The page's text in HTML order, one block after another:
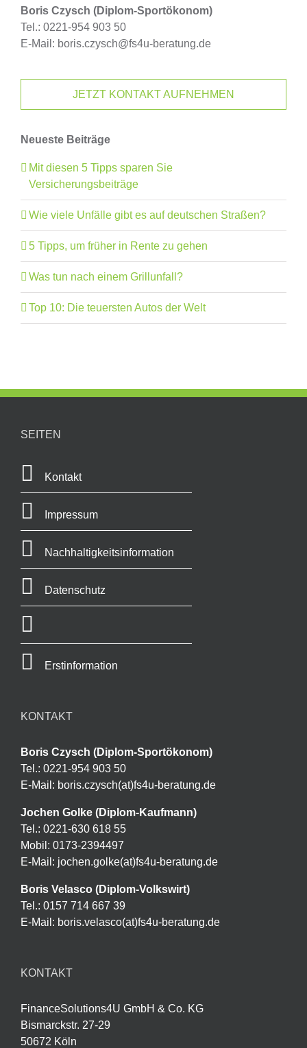
Boris Czysch (Diplom-Sportökonom)
Tel.: 0221-954 903 50
E-Mail: boris.czysch@fs4u-beratung.de
JETZT KONTAKT AUFNEHMEN
Neueste Beiträge
Mit diesen 5 Tipps sparen Sie
Versicherungsbeiträge
Wie viele Unfälle gibt es auf deutschen Straßen?
5 Tipps, um früher in Rente zu gehen
Was tun nach einem Grillunfall?
Top 10: Die teuersten Autos der Welt
SEITEN
Kontakt
Impressum
Nachhaltigkeitsinformation
Datenschutz
Erstinformation
KONTAKT
Boris Czysch (Diplom-Sportökonom)
Tel.: 0221-954 903 50
E-Mail: boris.czysch(at)fs4u-beratung.de
Jochen Golke (Diplom-Kaufmann)
Tel.: 0221-630 618 55
Mobil: 0173-2394497
E-Mail: jochen.golke(at)fs4u-beratung.de
Boris Velasco (Diplom-Volkswirt)
Tel.: 0157 714 667 39
E-Mail: boris.velasco(at)fs4u-beratung.de
KONTAKT
FinanceSolutions4U GmbH & Co. KG
Bismarckstr. 27-29
50672 Köln